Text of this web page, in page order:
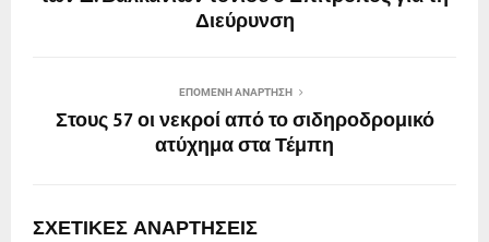
Διεύρυνση
ΕΠΌΜΕΝΗ ΑΝΆΡΤΗΣΗ
Στους 57 οι νεκροί από το σιδηροδρομικό
ατύχημα στα Τέμπη
ΣΧΕΤΙΚΈΣ ΑΝΑΡΤΉΣΕΙΣ